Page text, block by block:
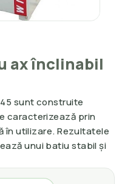
ax înclinabil
sunt construite
caracterizează prin
în utilizare. Rezultatele
unui batiu stabil și